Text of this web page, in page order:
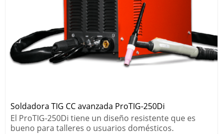
Soldadora TIG CC avanzada ProTIG-250Di
El ProTIG-250Di tiene un diseño resistente que es
bueno para talleres o usuarios domésticos.